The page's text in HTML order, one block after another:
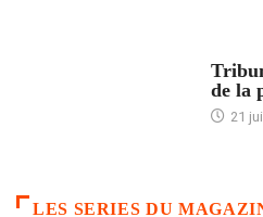
de la
21
LES SERIES DU